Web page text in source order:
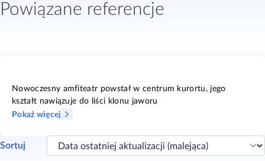
Powiązane referencje
Nowoczesny amfiteatr powstał w centrum kurortu, jego
kształt nawiązuje do liści klonu jaworu
Pokaż więcej
Sortuj